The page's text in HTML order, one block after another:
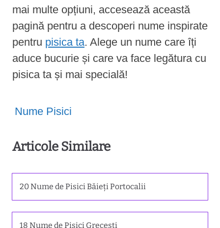
mai multe opțiuni, accesează această
pagină pentru a descoperi nume inspirate
pentru pisica ta. Alege un nume care îți
aduce bucurie și care va face legătura cu
pisica ta și mai specială!
Nume Pisici
Articole Similare
20 Nume de Pisici Băieți Portocalii
18 Nume de Pisici Grecești